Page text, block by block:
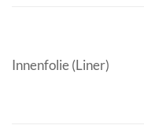
Innenfolie (Liner)